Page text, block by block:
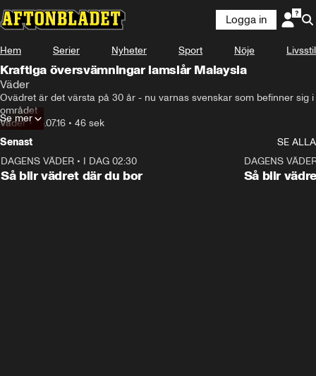
Logga in
Hem Serier Nyheter Sport Nöje Livsstil
Kraftiga översvämningar lamslår Malaysia
Väder
Ovädret är det värsta på 30 år - nu varnas svenskar som befinner sig i
området
Väder• 18.07.16 • 46 sek
Se mer
Senast
SE ALLA
DAGENS VÄDER • I DAG 02:30
Så blir vädret där du bor
DAGENS
Så blir